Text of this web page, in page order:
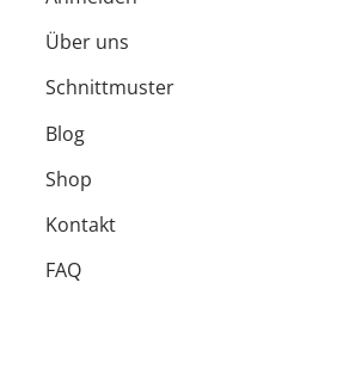
Über uns
Schnittmuster
Blog
Shop
Kontakt
FAQ